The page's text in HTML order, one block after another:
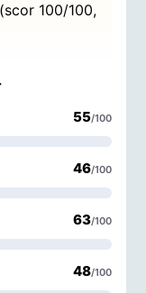
100/100,
55/100
46/100
63/100
48/100